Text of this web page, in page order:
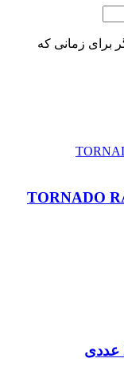
برای زمانی که